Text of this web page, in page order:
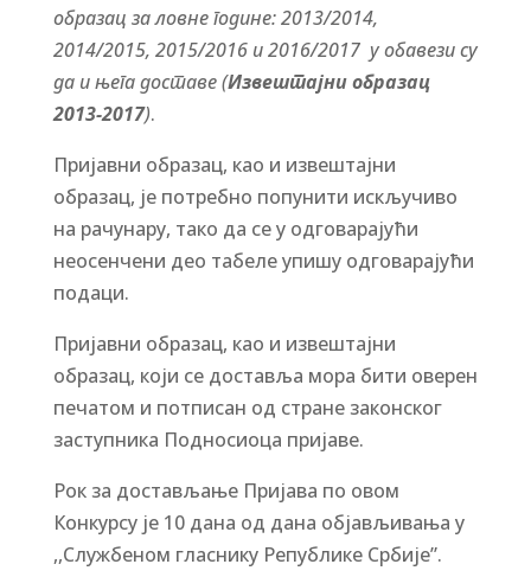
образац за ловне године: 2013/2014,
2014/2015, 2015/2016 и 2016/2017 у обавези су
да и њега доставе (Извештајни образац
2013-2017).
Пријавни образац, као и извештајни
образац, је потребно попунити искључиво
на рачунару, тако да се у одговарајући
неосенчени део табеле упишу одговарајући
подаци.
Пријавни образац, као и извештајни
образац, који се доставља мора бити оверен
печатом и потписан од стране законског
заступника Подносиоца пријаве.
Рок за достављање Пријава по овом
Конкурсу је 10 дана од дана објављивања у
,,Службеном гласнику Републике Србије”.